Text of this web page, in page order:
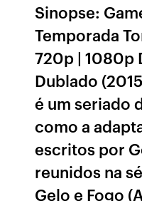
Sinopse:
Temporada
720p | 1080p
Dublado
é um seriado
como a
escritos por
reunidos na
Gelo e Fogo